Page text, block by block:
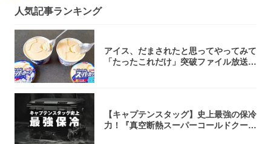
人気記事ランキング
アイス、だまされたと思ってやってみて
「たったこれだけ」突破ファイル放送で
【キャプテンスタッグ】史上最強の保冷
力！『真空断熱スーパーコールドクーラ